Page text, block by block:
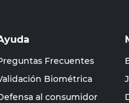
Frecuentes
Biométrica
al consumidor